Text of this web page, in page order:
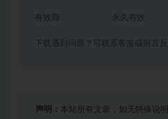
有效期 永久有效
下载遇到问题？可联系客服或留言反
声明： 本站所有文章，如无特殊说